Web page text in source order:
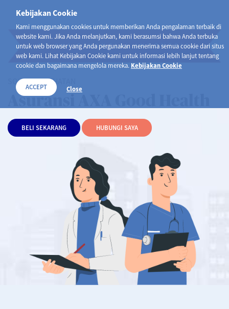
Kebijakan Cookie
Kami menggunakan cookies untuk memberikan Anda pengalaman terbaik di
website kami. Jika Anda melanjutkan, kami berasumsi bahwa Anda terbuka
untuk web browser yang Anda pergunakan menerima semua cookie dari situs
web kami. Lihat Kebijakan Cookie kami untuk informasi lebih lanjut tentang
cookie dan bagaimana mengelola mereka. Kebijakan Cookie
ACCEPT Close
PT AXA FINANCIAL INDONESIA
SOLUSI KESEHATAN
Asuransi AXA Good Health
BELI SEKARANG HUBUNGI SAYA